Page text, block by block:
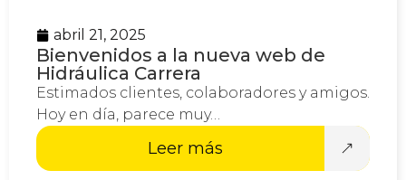
abril 21, 2025
Bienvenidos a la nueva web de
Hidráulica Carrera
Estimados clientes, colaboradores y amigos.
Hoy en día, parece muy…
Leer más